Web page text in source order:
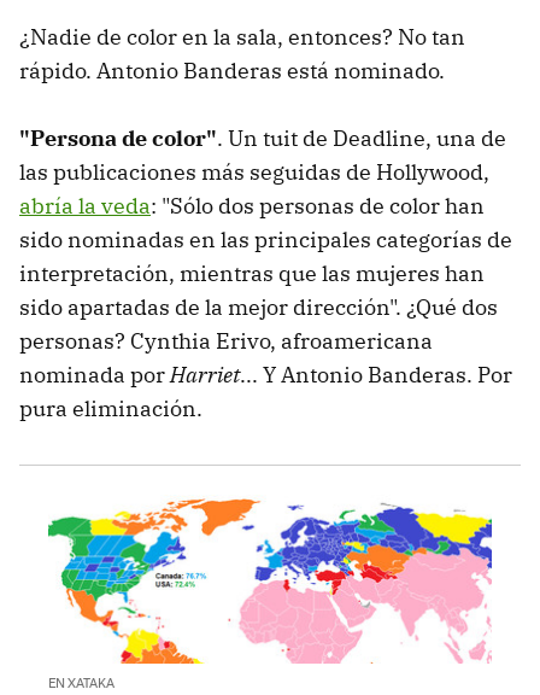
¿Nadie de color en la sala, entonces? No tan
rápido. Antonio Banderas está nominado.
"Persona de color". Un tuit de Deadline, una de
las publicaciones más seguidas de Hollywood,
abría la veda: "Sólo dos personas de color han
sido nominadas en las principales categorías de
interpretación, mientras que las mujeres han
sido apartadas de la mejor dirección". ¿Qué dos
personas? Cynthia Erivo, afroamericana
nominada porHarriet... Y Antonio Banderas. Por
pura eliminación.
EN XATAKA